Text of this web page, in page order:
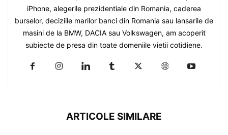
iPhone, alegerile prezidentiale din Romania, caderea
burselor, deciziile marilor banci din Romania sau lansarile de
masini de la BMW, DACIA sau Volkswagen, am acoperit
subiecte de presa din toate domeniile vietii cotidiene.
ARTICOLE SIMILARE